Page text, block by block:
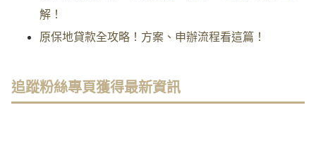
解！
原保地貸款全攻略！方案、申辦流程看這篇！
追蹤粉絲專頁獲得最新資訊